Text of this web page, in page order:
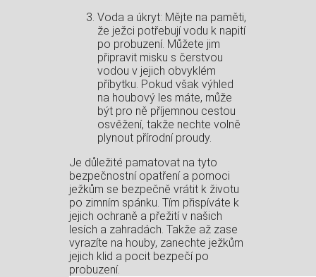
Voda a úkryt: Mějte na paměti,
že ježci potřebují vodu k napití
po probuzení. Můžete jim
připravit misku s čerstvou
vodou v jejich obvyklém
příbytku. Pokud však výhled
na houbový les máte, může
být pro ně příjemnou cestou
osvěžení, takže nechte volně
plynout přírodní proudy.
Je důležité pamatovat na tyto
bezpečnostní opatření a pomoci
ježkům se bezpečně vrátit k životu
po zimním spánku. Tím přispíváte k
jejich ochraně a přežití v našich
lesích a zahradách. Takže až zase
vyrazíte na houby, zanechte ježkům
jejich klid a pocit bezpečí po
probuzení.